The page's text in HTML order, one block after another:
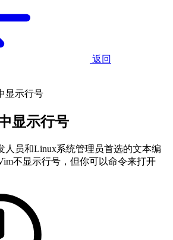
返回
显示行号
显示行号
人员和Linux系统管理员首选的文本编
不显示行号，但你可以命令来打开